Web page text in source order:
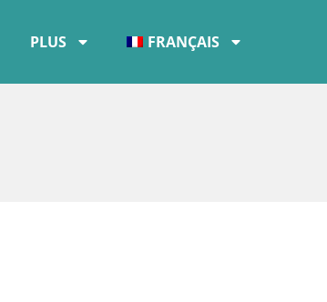
PLUS FRANÇAIS